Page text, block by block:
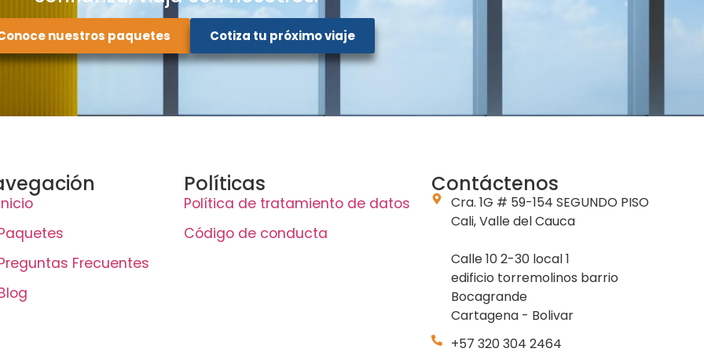
nuestros paquetes Cotiza tu próximo viaje
Frecuentes
Políticas
Política de tratamiento de datos
Código de conducta
Contáctenos
Cra. 1G # 59-154 SEGUNDO PISO
Cali, Valle del Cauca
Calle 10 2-30 local 1
edificio torremolinos barrio
Bocagrande
Cartagena - Bolivar
+57 320 304 2464